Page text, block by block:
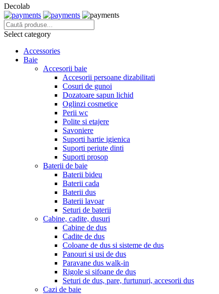
Decolab
Select category
Accessories
Baie
Accesorii baie
Accesorii persoane dizabilitati
Cosuri de gunoi
Dozatoare sapun lichid
Oglinzi cosmetice
Perii wc
Polite si etajere
Savoniere
Suporti hartie igienica
Suporti periute dinti
Suporti prosop
Baterii de baie
Baterii bideu
Baterii cada
Baterii dus
Baterii lavoar
Seturi de baterii
Cabine, cadite, dusuri
Cabine de dus
Cadite de dus
Coloane de dus si sisteme de dus
Panouri si usi de dus
Paravane dus walk-in
Rigole si sifoane de dus
Seturi de dus, pare, furtunuri, accesorii dus
Cazi de baie